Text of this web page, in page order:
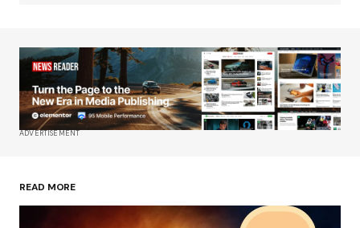
ADVERTISEMENT
READ MORE